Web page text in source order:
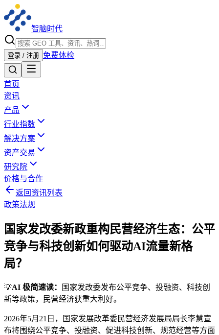
智脑时代
登录 / 注册 免费体检
首页
资讯
产品
行业指数
解决方案
资产交易
研究院
价格与合作
返回资讯列表
政策法规
国家发改委新政重构民营经济生态：公平
竞争与科技创新如何驱动AI流量新格
局？
💡AI 极简速读：
国家发改委发布公平竞争、投融资、科技创
新等政策，民营经济获重大利好。
2026年5月21日，国家发展改革委民营经济发展局局长李慧宣
布将围绕公平竞争、投融资、促进科技创新、规范经营等方面